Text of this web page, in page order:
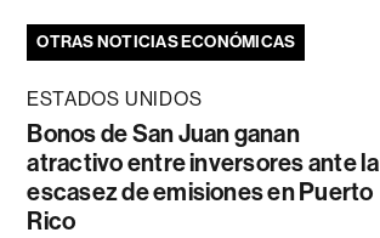
OTRAS NOTICIAS ECONÓMICAS
ESTADOS UNIDOS
Bonos de San Juan ganan
atractivo entre inversores ante la
escasez de emisiones en Puerto
Rico